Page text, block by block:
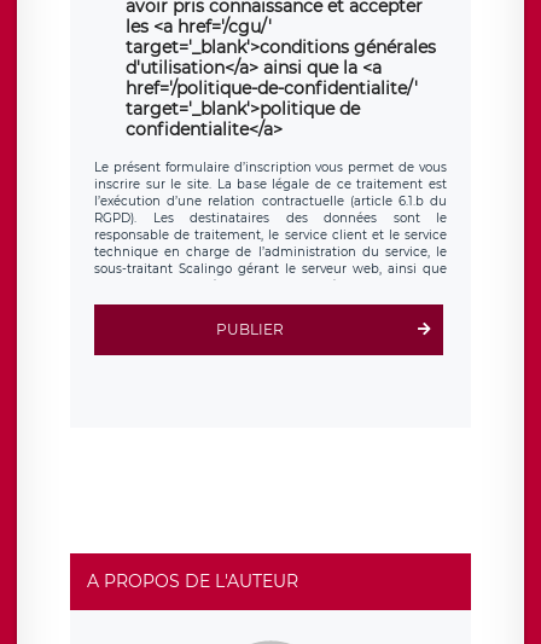
avoir pris connaissance et accepter
les <a href='/cgu/'
target='_blank'>conditions générales
d'utilisation</a> ainsi que la <a
href='/politique-de-confidentialite/'
target='_blank'>politique de
confidentialite</a>
Le présent formulaire d’inscription vous permet de vous
inscrire sur le site. La base légale de ce traitement est
l’exécution d’une relation contractuelle (article 6.1.b du
RGPD). Les destinataires des données sont le
responsable de traitement, le service client et le service
technique en charge de l’administration du service, le
sous-traitant Scalingo gérant le serveur web, ainsi que
toute personne légalement autorisée. Le formulaire
d’inscription est hébergé sur un serveur hébergé par
clauses de
protection conformes au RGPD
. Les données collectées
sont conservées jusqu’à ce que l’Internaute en sollicite la
rue Léopold Sédar Senghor, joignable à l’adresse mail :
responsabledetraitement@legavox.fr. Vous avez
également le droit d’introduire une réclamation auprès
d’une autorité de contrôle.
PUBLIER
A PROPOS DE L'AUTEUR